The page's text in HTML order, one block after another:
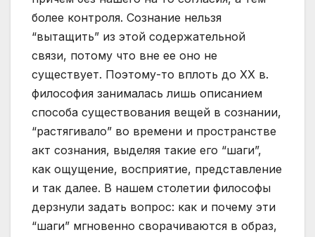
более контроля. Сознание нельзя
“вытащить” из этой содержательной
связи, потому что вне ее оно не
существует. Поэтому-то вплоть до XX в.
философия занималась лишь описанием
способа существования вещей в сознании,
“растягивало” во времени и пространстве
акт сознания, выделяя такие его “шаги”,
как ощущение, восприятие, представление
и так далее. В нашем столетии философы
дерзнули задать вопрос: как и почему эти
“шаги” мгновенно сворачиваются в образ,